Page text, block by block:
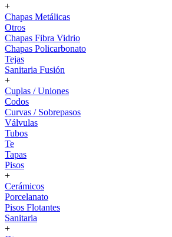
+
Chapas Metálicas
Otros
Chapas Fibra Vidrio
Chapas Policarbonato
Tejas
Sanitaria Fusión
+
Cuplas / Uniones
Codos
Curvas / Sobrepasos
Válvulas
Tubos
Te
Tapas
Pisos
+
Cerámicos
Porcelanato
Pisos Flotantes
Sanitaria
+